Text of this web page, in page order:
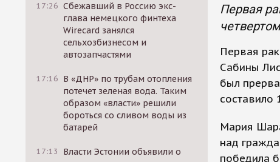
17:26 Сбежавший в Россию экс-
глава немецкого финтеха
Wirecard занялся
сельхозбизнесом и
автозапчастями
17:16 В «ДНР» по трубам отопления
потечет зеленая вода. Таким
образом «власти» решили
бороться со сливом воды из
батарей
17:13
Власти Эстонии объявили о
Первая
Первая
Сабины
был
составило
Мария
над
победила